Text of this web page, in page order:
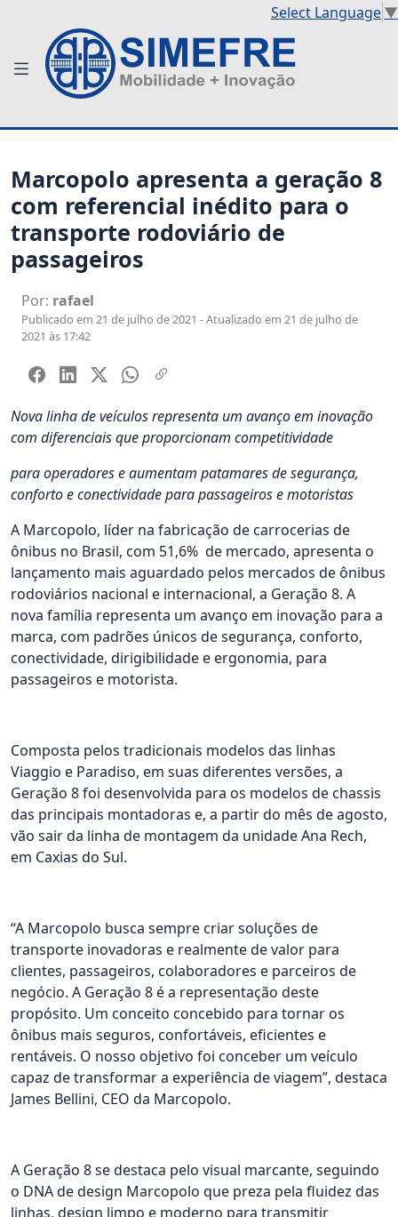
Select Language▼
Marcopolo apresenta a geração 8
com referencial inédito para o
transporte rodoviário de
passageiros
Por: rafael
Publicado em 21 de julho de 2021 - Atualizado em 21 de julho de
2021 às 17:42
Nova linha de veículos representa um avanço em inovação
com diferenciais que proporcionam competitividade
para operadores e aumentam patamares de segurança,
conforto e conectividade para passageiros e motoristas
A Marcopolo, líder na fabricação de carrocerias de
ônibus no Brasil, com 51,6% de mercado, apresenta o
lançamento mais aguardado pelos mercados de ônibus
rodoviários nacional e internacional, a Geração 8. A
nova família representa um avanço em inovação para a
marca, com padrões únicos de segurança, conforto,
conectividade, dirigibilidade e ergonomia, para
passageiros e motorista.
Composta pelos tradicionais modelos das linhas
Viaggio e Paradiso, em suas diferentes versões, a
Geração 8 foi desenvolvida para os modelos de chassis
das principais montadoras e, a partir do mês de agosto,
vão sair da linha de montagem da unidade Ana Rech,
em Caxias do Sul.
“A Marcopolo busca sempre criar soluções de
transporte inovadoras e realmente de valor para
clientes, passageiros, colaboradores e parceiros de
negócio. A Geração 8 é a representação deste
propósito. Um conceito concebido para tornar os
ônibus mais seguros, confortáveis, eficientes e
rentáveis. O nosso objetivo foi conceber um veículo
capaz de transformar a experiência de viagem”, destaca
James Bellini, CEO da Marcopolo.
A Geração 8 se destaca pelo visual marcante, seguindo
o DNA de design Marcopolo que preza pela fluidez das
linhas, design limpo e moderno para transmitir